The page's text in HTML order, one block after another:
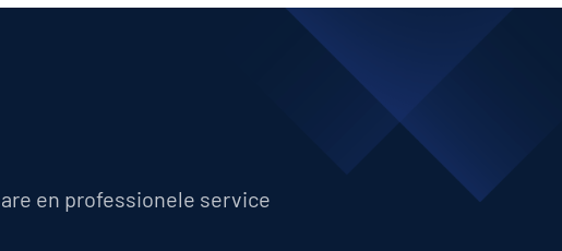
en professionele service